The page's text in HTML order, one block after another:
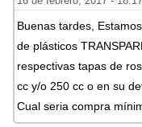
Buenas tardes,
de plásticos
respectivas tapas de
cc y/o 250 cc o en su
Cual seria compra